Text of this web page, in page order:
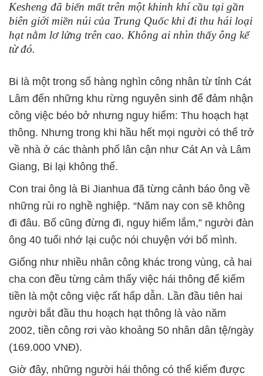
Kesheng đã biến mất trên một khinh khí cầu tại gần
biên giới miền núi của Trung Quốc khi đi thu hái loại
hạt nằm lơ lửng trên cao. Không ai nhìn thấy ông kể
từ đó.
Bi là một trong số hàng nghìn công nhân từ tỉnh Cát
Lâm đến những khu rừng nguyên sinh để đảm nhận
công việc béo bở nhưng nguy hiểm: Thu hoạch hạt
thông. Nhưng trong khi hầu hết mọi người có thể trở
về nhà ở các thành phố lân cận như Cát An và Lâm
Giang, Bi lại không thể.
Con trai ông là Bi Jianhua đã từng cảnh báo ông về
những rủi ro nghề nghiệp. “Năm nay con sẽ không
đi đâu. Bố cũng đừng đi, nguy hiểm lắm,” người đàn
ông 40 tuổi nhớ lại cuộc nói chuyện với bố mình.
Giống như nhiều nhân công khác trong vùng, cả hai
cha con đều từng cảm thấy việc hái thông để kiếm
tiền là một công việc rất hấp dẫn. Lần đầu tiên hai
người bắt đầu thu hoạch hạt thông là vào năm
2002, tiền công rơi vào khoảng 50 nhân dân tệ/ngày
(169.000 VNĐ).
Giờ đây, những người hái thông có thể kiếm được